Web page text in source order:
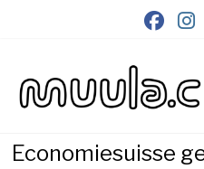
Economiesuisse